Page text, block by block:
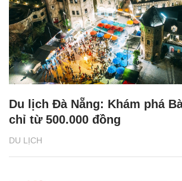
DU LỊCH
Du lịch Đà Nẵng: Khám phá
chỉ từ 500.000 đồng